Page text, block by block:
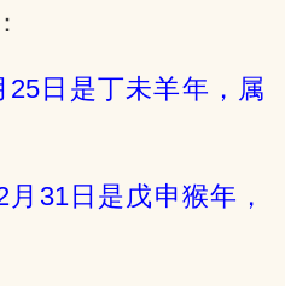
日是丁未羊年，属
31日是戊申猴年，